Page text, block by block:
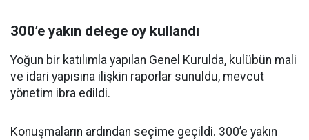
300’e yakın delege oy kullandı
Yoğun bir katılımla yapılan Genel Kurulda, kulübün mali
ve idari yapısına ilişkin raporlar sunuldu, mevcut
yönetim ibra edildi.
Konuşmaların ardından seçime geçildi. 300’e yakın